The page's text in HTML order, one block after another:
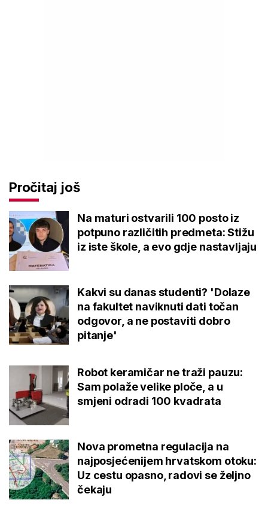
Pročitaj još
Na maturi ostvarili 100 posto iz
potpuno različitih predmeta: Stižu
iz iste škole, a evo gdje nastavljaju
Kakvi su danas studenti? 'Dolaze
na fakultet naviknuti dati točan
odgovor, a ne postaviti dobro
pitanje'
Robot keramičar ne traži pauzu:
Sam polaže velike ploče, a u
smjeni odradi 100 kvadrata
Nova prometna regulacija na
najposjećenijem hrvatskom otoku:
Uz cestu opasno, radovi se željno
čekaju